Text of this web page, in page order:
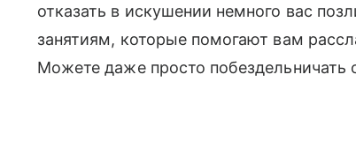
отказать в искушении немного вас
занятиям, которые помогают вам
Можете даже просто побездельничать